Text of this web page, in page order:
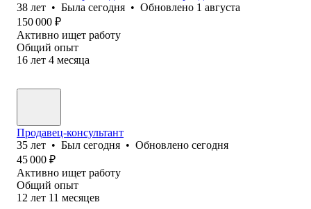
38 лет • Была сегодня • Обновлено 1 августа
150 000 ₽
Активно ищет работу
Общий опыт
16 лет 4 месяца
Продавец-консультант
35 лет • Был сегодня • Обновлено сегодня
45 000 ₽
Активно ищет работу
Общий опыт
12 лет 11 месяцев